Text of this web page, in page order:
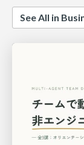
See All in